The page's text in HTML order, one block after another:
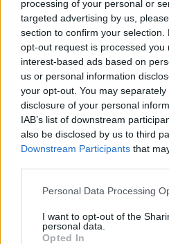
processing of your personal or
targeted advertising by us,
section to confirm your
opt-out request is processed you
interest-based ads based on
us or personal information
your opt-out. You may
disclosure of your personal
IAB’s list of downstream
also be disclosed by us to third
Downstream Participants that
Personal Data Processing
I want to opt-out of the
personal data.
Opted In
Pošlji
Moji Mediji d.o.o.
sobotainfo.com• mariborinfo.com•
dolenjskainfo.com•
tvidea.si
Vse pravice pridržane © 2026
Tematike
Slovenija
Svet
Politika
Prijavi